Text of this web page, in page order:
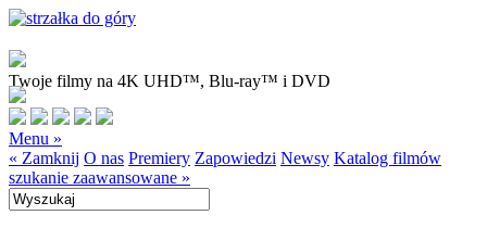
Twoje filmy na 4K UHD™, Blu-ray™ i DVD
Menu »
« Zamknij O nas Premiery Zapowiedzi Newsy Katalog filmów
szukanie zaawansowane »